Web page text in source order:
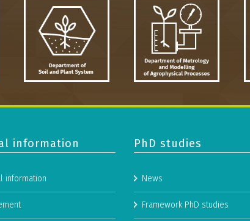
information
information
PhD studies
News
Framework PhD studies